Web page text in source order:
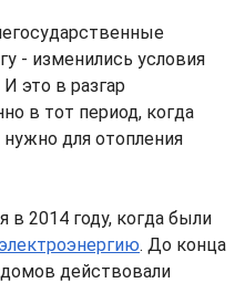
- изменились условия
это в разгар
в тот период, когда
для отопления
в 2014 году, когда были
. До конца
действовали